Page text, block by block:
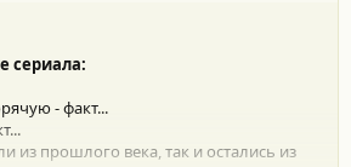
сериала:
- факт...
из прошлого века, так и остались из